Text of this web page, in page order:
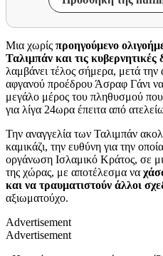
Μια χωρίς προηγούμενο
Ταλιμπάν και τις κυβερνητικές
λαμβάνει τέλος σήμερα, μετά
αφγανού προέδρου Άσραφ Γάνι
μεγάλο μέρος του πληθυσμού
για λίγα 24ωρα έπειτα από
Την αναγγελία των Ταλιμπάν
καμικάζι, την ευθύνη για την
οργάνωση Ισλαμικό Κράτος, σε
της χώρας, με αποτέλεσμα να
και να τραυματιστούν άλλοι
αξιωματούχο.
Advertisement
Advertisement